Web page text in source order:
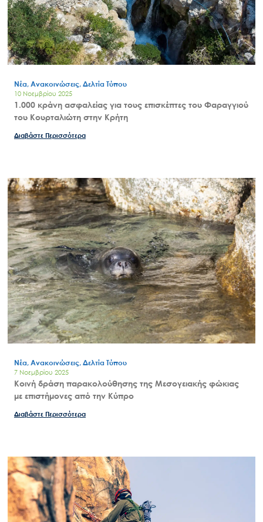
Search
for:
Ο.ΦΥ.ΠΕ.Κ.Α.
Νέα – Δημοσιότητα
Άξονες δράσης
Μ.Δ.Π.Π.
Έργα
Εισιτήρια
Επικοινωνία
Νέα, Ανακοινώσεις, Δελτία Τύπου
10 Νοεμβρίου 2025
1.000 κράνη ασφαλείας για τους επισκέπτες του Φαραγγιού
του Κουρταλιώτη στην Κρήτη
Διαβάστε Περισσότερα
Νέα, Ανακοινώσεις, Δελτία Τύπου
7 Νοεμβρίου 2025
Κοινή δράση παρακολούθησης της Μεσογειακής φώκιας
με επιστήμονες από την Κύπρο
Διαβάστε Περισσότερα